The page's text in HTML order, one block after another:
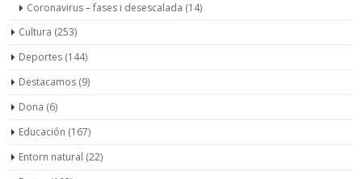
Coronavirus – fases i desescalada (14)
Cultura (253)
Deportes (144)
Destacamos (9)
Dona (6)
Educación (167)
Entorn natural (22)